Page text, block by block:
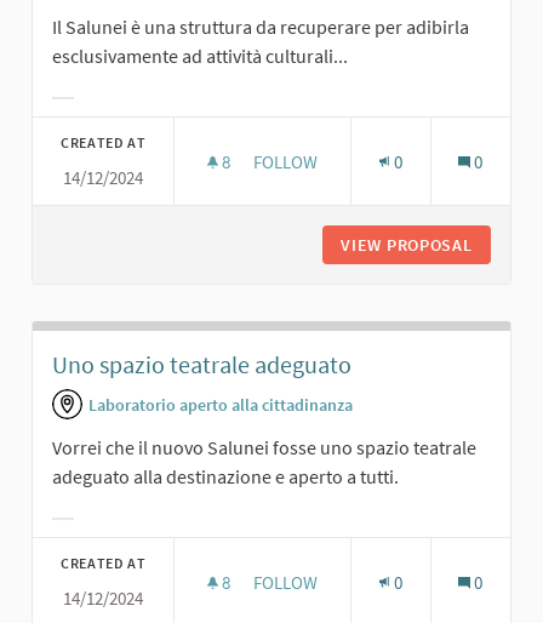
Il Salunei è una struttura da recuperare per adibirla
esclusivamente ad attività culturali...
CREATED AT
14/12/2024
8 8 FOLLOWERS
FOLLOW 0 0
VIEW PROPOSAL
Uno spazio teatrale adeguato
Laboratorio aperto alla cittadinanza
Vorrei che il nuovo Salunei fosse uno spazio teatrale
adeguato alla destinazione e aperto a tutti.
CREATED AT
14/12/2024
8 8 FOLLOWERS
FOLLOW 0 0